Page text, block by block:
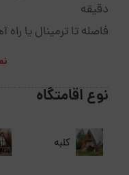
دقیقه
فاصله تا ترمینال یا راه
نوع اقامتگاه
کلبه